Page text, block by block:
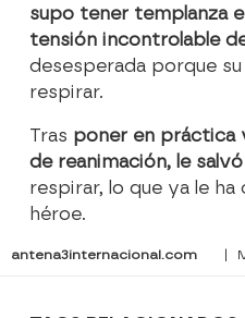
supo tener templanza
tensión incontrolable
desesperada porque
respirar.
Tras poner en práctica
de reanimación, le
respirar, lo que ya le
héroe.
antena3internacional.com |